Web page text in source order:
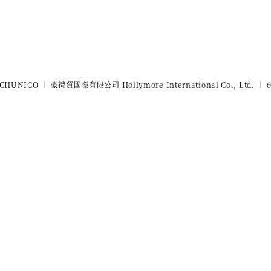
｜ 豪禮貿國際有限公司 Hollymore International Co., Ltd. ｜